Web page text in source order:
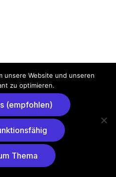
unsere Website und unseren
zu optimieren.
(empfohlen)
Thema